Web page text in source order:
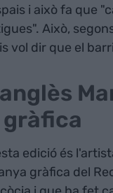
i això fa que
Això,
vol dir que el
gràfica
edició és
gràfica del